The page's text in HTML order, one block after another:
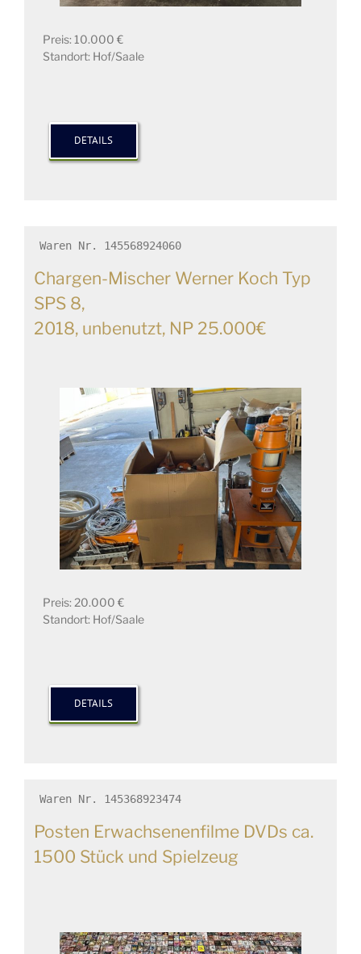
Preis: 10.000 €
Standort: Hof/Saale
DETAILS
Waren Nr. 145568924060
Chargen-Mischer Werner Koch Typ
SPS 8,
2018, unbenutzt, NP 25.000€
Preis: 20.000 €
Standort: Hof/Saale
DETAILS
Waren Nr. 145368923474
Posten Erwachsenenfilme DVDs ca.
1500 Stück und Spielzeug